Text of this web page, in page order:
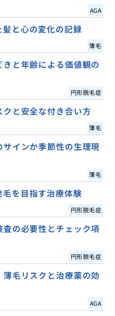
AGA
と心の変化の記録
薄毛
と年齢による価値観の
円形脱毛症
と安全な付き合い方
薄毛
インか季節性の生理現
薄毛
を目指す治療体験
円形脱毛症
の必要性とチェック項
円形脱毛症
毛リスクと治療薬の効
AGA